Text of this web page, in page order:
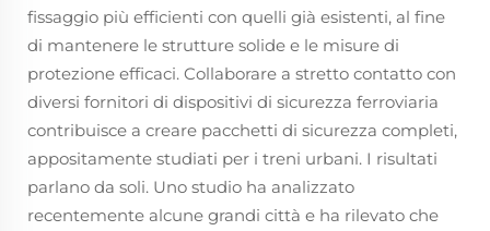
fissaggio più efficienti con quelli già esistenti, al fine
di mantenere le strutture solide e le misure di
protezione efficaci. Collaborare a stretto contatto con
diversi fornitori di dispositivi di sicurezza ferroviaria
contribuisce a creare pacchetti di sicurezza completi,
appositamente studiati per i treni urbani. I risultati
parlano da soli. Uno studio ha analizzato
recentemente alcune grandi città e ha rilevato che